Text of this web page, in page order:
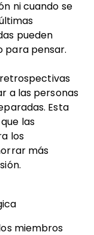
ni cuando se
pueden
para pensar.
a las personas
Esta
las
los
más
miembros